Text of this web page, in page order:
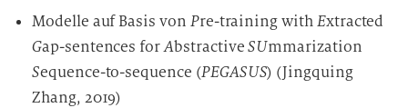
Modelle auf Basis von Pre-training withExtracted
Gap-sentences forAbstractiveSUmmarization
Sequence-to-sequence (PEGASUS) (Jingquing
Zhang, 2019)